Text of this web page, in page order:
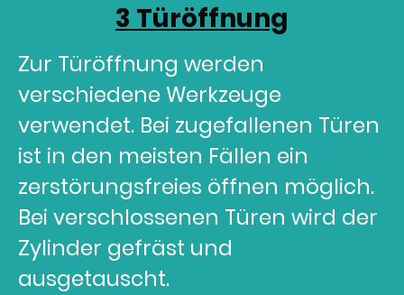
3 Türöffnung
Zur Türöffnung werden
verschiedene Werkzeuge
verwendet. Bei zugefallenen Türen
ist in den meisten Fällen ein
zerstörungsfreies öffnen möglich.
Bei verschlossenen Türen wird der
Zylinder gefräst und
ausgetauscht.